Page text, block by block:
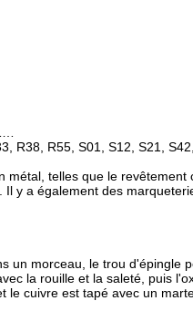
R38, R55, S01, S12, S21,
telles que le
y a également des
morceau, le trou
la rouille et la saleté, puis
cuivre est tapé avec un